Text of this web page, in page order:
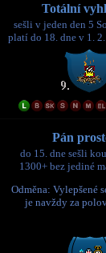
Totální
sešli v jeden den 5
platí do 18. dne v 1.
Pán
do 15. dne sešli
1300+ bez jediné
Odměna: Vylepšené
je navždy za